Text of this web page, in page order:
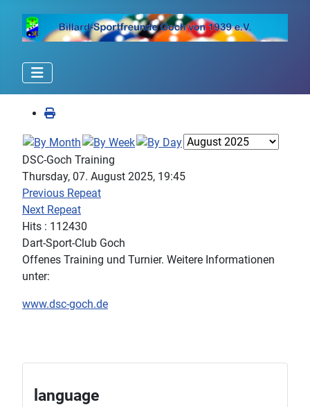
DSC-Goch Training
Thursday, 07. August 2025, 19:45
Previous Repeat
Next Repeat
Hits : 112430
Dart-Sport-Club Goch
Offenes Training und Turnier. Weitere Informationen
unter:
www.dsc-goch.de
Select your language
language